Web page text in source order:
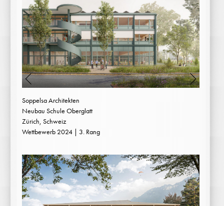
Soppelsa Architekten
Neubau Schule Oberglatt
Zürich, Schweiz
Wettbewerb 2024 | 3. Rang